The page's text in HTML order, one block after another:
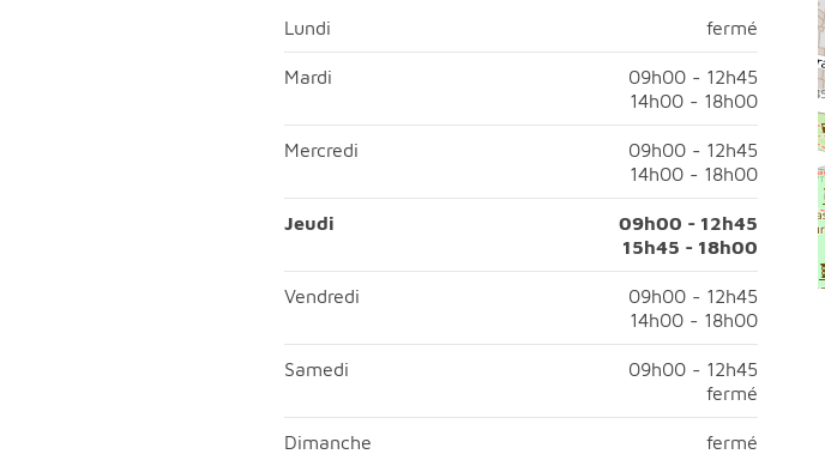
Lundi fermé
fermé
Mardi
09h00 - 12h45
14h00 - 18h00
Mardi; Matin, ouvert de 09h00 à 12h45;Après-midi, ouvert
Mercredi
09h00 - 12h45
14h00 - 18h00
Mercredi; Matin, ouvert de 09h00 à 12h45;Après-midi,
Jeudi
09h00 - 12h45
15h45 - 18h00
Jeudi; Matin, ouvert de 09h00 à 12h45;Après-midi,
Vendredi
09h00 - 12h45
14h00 - 18h00
Samedi
09h00 - 12h45
fermé
Dimanche fermé
fermé